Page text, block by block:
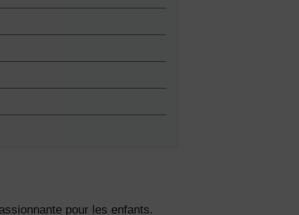
pour les enfants.